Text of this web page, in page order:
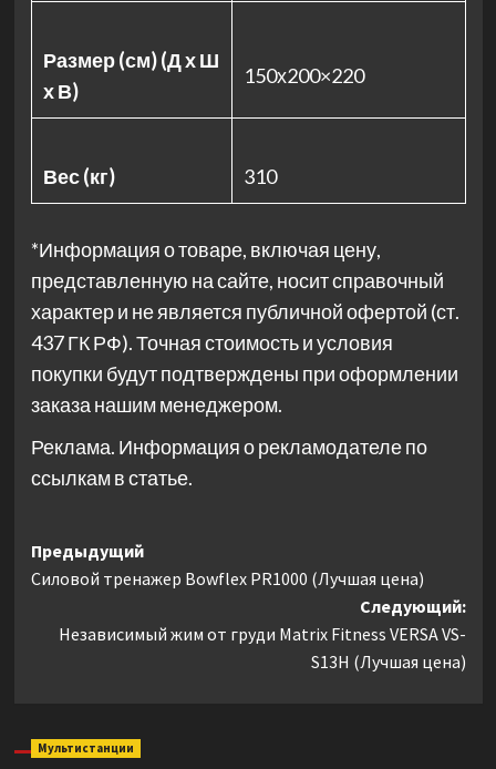
Размер (см) (Д х Ш
х В)
150х200×220
Вес (кг) 310
*Информация о товаре, включая цену,
представленную на сайте, носит справочный
характер и не является публичной офертой (ст.
437 ГК РФ). Точная стоимость и условия
покупки будут подтверждены при оформлении
заказа нашим менеджером.
Реклама. Информация о рекламодателе по
ссылкам в статье.
Навигация
записи
Предыдущий
Силовой тренажер Bowflex PR1000 (Лучшая цена)
Следующий:
Независимый жим от груди Matrix Fitness VERSA VS-
S13H (Лучшая цена)
Мультистанции